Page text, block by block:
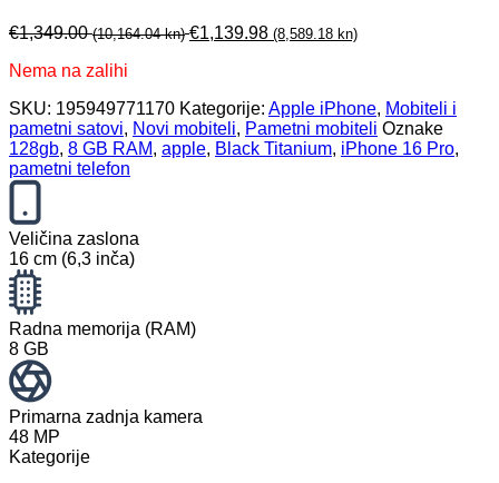
€1,349.00 (10,164.04 kn) €1,139.98 (8,589.18 kn)
Nema na zalihi
SKU: 195949771170 Kategorije: Apple iPhone, Mobiteli i
pametni satovi, Novi mobiteli, Pametni mobiteli Oznake
128gb, 8 GB RAM, apple, Black Titanium, iPhone 16 Pro,
pametni telefon
Veličina zaslona
16 cm (6,3 inča)
Radna memorija (RAM)
8 GB
Primarna zadnja kamera
48 MP
Kategorije